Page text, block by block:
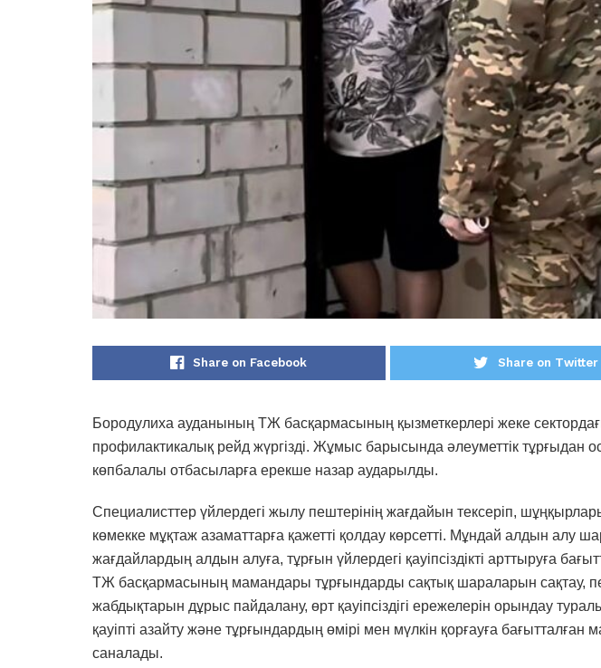
Share on Facebook Share on Twitter
Бородулиха ауданының ТЖ басқармасының қызметкерлері жеке
профилактикалық рейд жүргізді. Жұмыс барысында әлеуметтік тұрғыдан
көпбалалы отбасыларға ерекше назар аударылды.
Специалисттер үйлердегі жылу пештерінің жағдайын тексеріп,
көмекке мұқтаж азаматтарға қажетті қолдау көрсетті. Мұндай алдын алу
жағдайлардың алдын алуға, тұрғын үйлердегі қауіпсіздікті арттыруға
ТЖ басқармасының мамандары тұрғындарды сақтық шараларын сақтау,
жабдықтарын дұрыс пайдалану, өрт қауіпсіздігі ережелерін орындау
қауіпті азайту және тұрғындардың өмірі мен мүлкін қорғауға
саналады.